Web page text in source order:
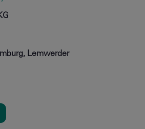
Lemwerder